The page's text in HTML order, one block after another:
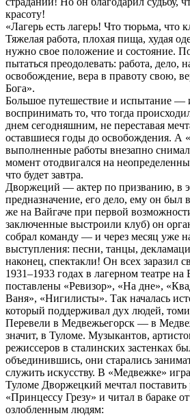
красоту!
«Лагерь есть лагерь! Что тюрьма, что
Тяжелая работа, плохая пища, худая
нужно свое положение и состояние.
пытаться преодолевать: работа, дело,
освобождение, вера в правоту свою,
Бога».
Большое путешествие и испытание —
воспринимать то, что тогда
днем сегодняшним, не переставая
оставшиеся годы до освобождения. А
выполненные работы внезапно
момент отодвигался на
что будет завтра.
Дворжеций — актер по призванию, в
предназначение, его дело, ему он был
же на Вайгаче при первой
заключенные выстроили клуб) он
собрал команду — и через месяц уже
выступления: песни, танцы,
наконец, спектакли! Он всех заразил
1931–1933 годах в лагерном театре на
поставлены «Ревизор», «На дне»,
Ваня», «Нигилисты». Так началась
который поддерживал дух людей,
Перевели в Медвежьегорск — в
значит, в Туломе. Музыкантов,
режиссеров в сталинских застенках
объединившись, они старались
служить искусству. В «Медвежке»
Туломе Дворжецкий мечтал поставить
«Принцессу Грезу» и читал в бараке
озлобленным людям: